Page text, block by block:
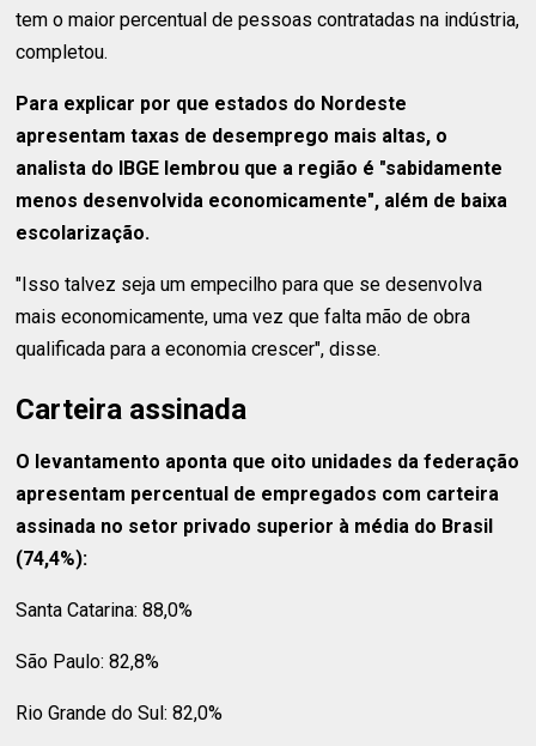
tem o maior percentual de pessoas contratadas na indústria,
completou.
Para explicar por que estados do Nordeste
apresentam taxas de desemprego mais altas, o
analista do IBGE lembrou que a região é "sabidamente
menos desenvolvida economicamente", além de baixa
escolarização.
"Isso talvez seja um empecilho para que se desenvolva
mais economicamente, uma vez que falta mão de obra
qualificada para a economia crescer", disse.
Carteira assinada
O levantamento aponta que oito unidades da federação
apresentam percentual de empregados com carteira
assinada no setor privado superior à média do Brasil
(74,4%):
Santa Catarina: 88,0%
São Paulo: 82,8%
Rio Grande do Sul: 82,0%